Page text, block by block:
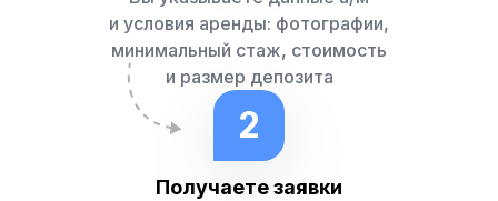
и условия аренды: фотографии,
минимальный стаж, стоимость
и размер депозита
2
Получаете заявки